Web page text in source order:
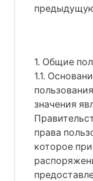
1. Общие
1.1.
значения
права
которое